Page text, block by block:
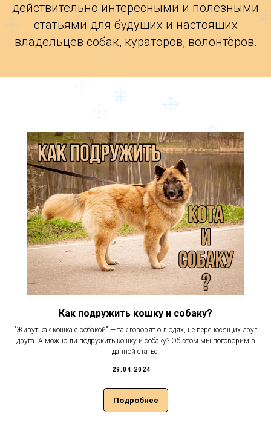
действительно интересными и полезными
статьями для будущих и настоящих
владельцев собак, кураторов, волонтёров.
Как подружить кошку и собаку?
"Живут как кошка с собакой" — так говорят о людях, не переносящих друг
друга. А можно ли подружить кошку и собаку? Об этом мы поговорим в
данной статье.
29.04.2024
Подробнее